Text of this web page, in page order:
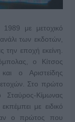
1989 με μετοχικό
των εκδοτών,
την εποχή εκείνη.
ο Κίτσος
ο Αριστείδης
Στο πρώτο
Κίμωνας
με ειδικό
ο πρώτος που